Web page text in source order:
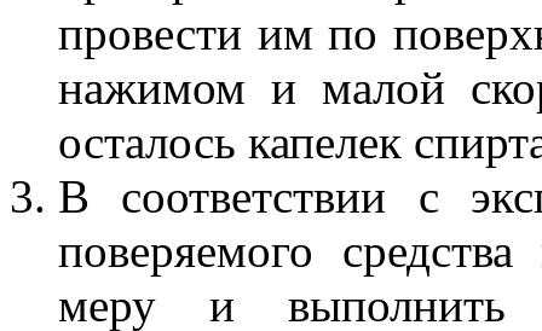
провести им по
нажимом и малой
осталось капелек
В соответствии с
поверяемого
меру и выполнить